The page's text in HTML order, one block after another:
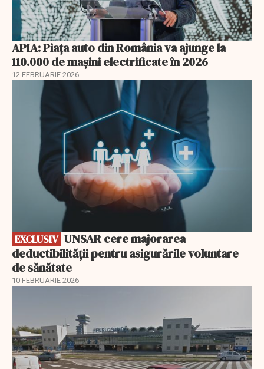
APIA: Piața auto din România va ajunge la
110.000 de mașini electrificate în 2026
12 FEBRUARIE 2026
EXCLUSIV
EXCLUSIV
deductibilității pentru asigurările voluntare
de sănătate
10 FEBRUARIE 2026